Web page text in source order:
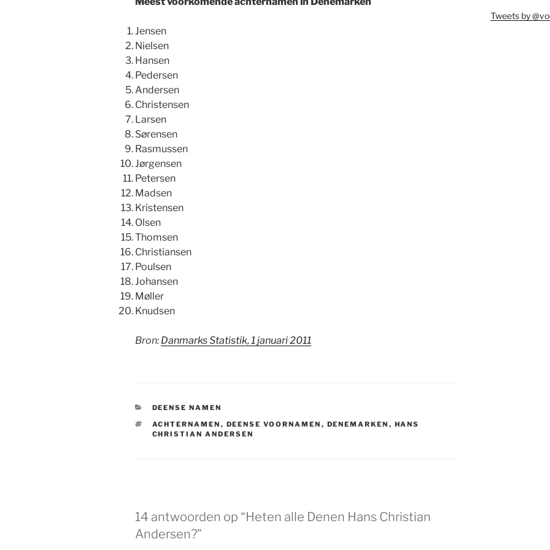
Jensen
Nielsen
Hansen
Pedersen
Andersen
Christensen
Larsen
Sørensen
Rasmussen
Jørgensen
Petersen
Madsen
Kristensen
Olsen
Thomsen
Christiansen
Poulsen
Johansen
Møller
Knudsen
Bron: Danmarks Statistik, 1 januari 2011
CATEGORIEËN
DEENSE NAMEN
TAGS
ACHTERNAMEN , DEENSE VOORNAMEN , DENEMARKEN , HANS
CHRISTIAN ANDERSEN
14 antwoorden op “Heten alle Denen Hans Christian
Andersen?”
Tweets by